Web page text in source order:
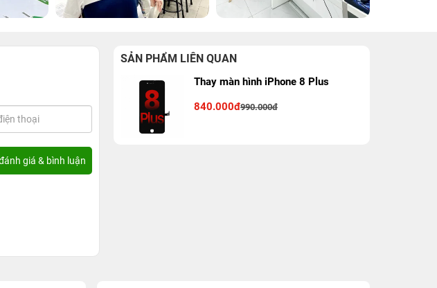
SẢN PHẨM LIÊN QUAN
Thay màn hình iPhone 8 Plus
840.000đ990.000đ